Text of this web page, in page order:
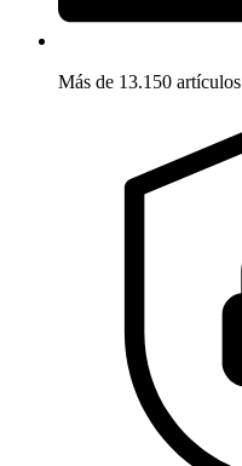
Más de 13.150 artículos